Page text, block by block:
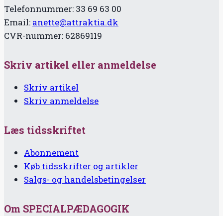
Telefonnummer: 33 69 63 00
Email: anette@attraktia.dk
CVR-nummer: 62869119
Skriv artikel eller anmeldelse
Skriv artikel
Skriv anmeldelse
Læs tidsskriftet
Abonnement
Køb tidsskrifter og artikler
Salgs- og handelsbetingelser
Om SPECIALPÆDAGOGIK